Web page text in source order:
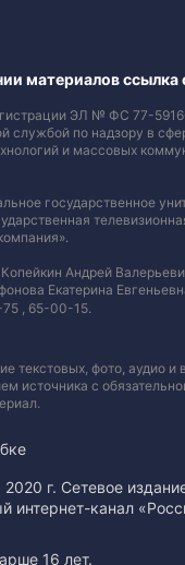
материалов ссылка
ЭЛ № ФС 77-
службой по надзору в
и массовых
государственное
Андрей
Екатерина
, 65-00-15.
текстовых, фото, аудио и
источника с
.
г. Сетевое
интернет-канал
16 лет.